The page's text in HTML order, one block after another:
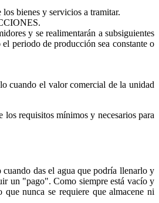
bienes y servicios a tramitar.
y se realimentarán a subsiguientes
periodo de producción sea constante o
cuando el valor comercial de la unidad
los requisitos mínimos y necesarios para
das el agua que podría llenarlo y
un "pago". Como siempre está vacío y
nunca se requiere que almacene ni